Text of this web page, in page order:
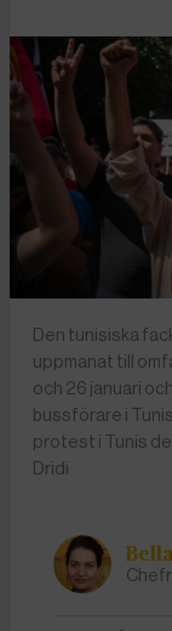
Den tunisiska
uppmanat till
och 26 januari
bussförare i
protest i Tunis
Dridi